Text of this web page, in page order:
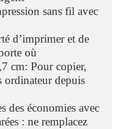
sans fil avec
d’imprimer et de
où
cm: Pour copier,
ordinateur depuis
des économies avec
: ne remplacez